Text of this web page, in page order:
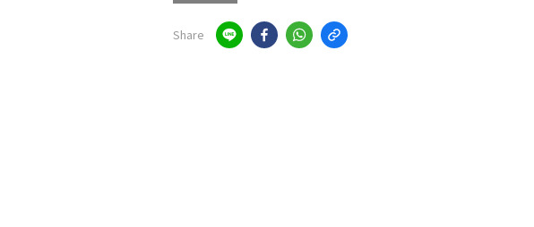
Share